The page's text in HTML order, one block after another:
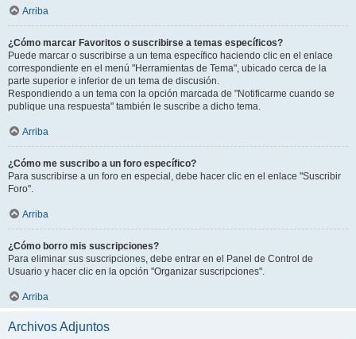
Arriba
¿Cómo marcar Favoritos o suscribirse a temas específicos?
Puede marcar o suscribirse a un tema específico haciendo clic en el enlace
correspondiente en el menú "Herramientas de Tema", ubicado cerca de la
parte superior e inferior de un tema de discusión.
Respondiendo a un tema con la opción marcada de "Notificarme cuando se
publique una respuesta" también le suscribe a dicho tema.
Arriba
¿Cómo me suscribo a un foro específico?
Para suscribirse a un foro en especial, debe hacer clic en el enlace "Suscribir
Foro".
Arriba
¿Cómo borro mis suscripciones?
Para eliminar sus suscripciones, debe entrar en el Panel de Control de
Usuario y hacer clic en la opción "Organizar suscripciones".
Arriba
Archivos Adjuntos